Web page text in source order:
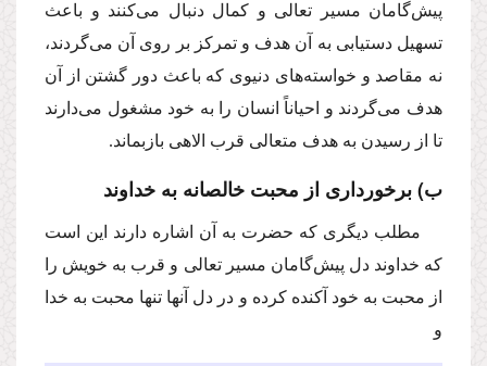
پیش‌گامان مسیر تعالی و کمال دنبال می‌کنند و باعث
تسهیل دستیابی به آن هدف و تمرکز بر روی آن می‌گردند،
نه مقاصد و خواسته‌های دنیوی که باعث دور گشتن از آن
هدف می‌گردند و احیاناً‌ انسان را به خود مشغول می‌دارند
تا از رسیدن به هدف متعالی قرب الاهی بازبماند.
ب) برخورداری از محبت خالصانه به خداوند
مطلب دیگری که حضرت به آن اشاره دارند این است
که خداوند دل پیش‌گامان مسیر تعالی و قرب به خویش را
از محبت به خود آکنده کرده و در دل آنها تنها محبت به خدا
و